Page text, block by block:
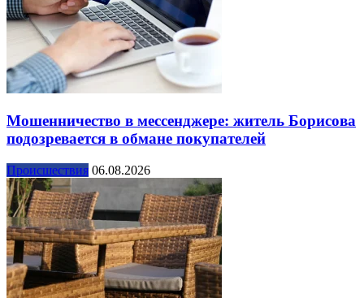
Мошенничество в мессенджере: житель Борисова
подозревается в обмане покупателей
Происшествия 06.08.2026